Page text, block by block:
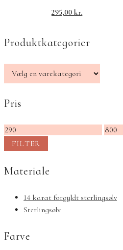
295,00kr.
Produktkategorier
Pris
Mindste
pris
Højeste
FILTER
Materiale
14 karat forgyldt sterlingsølv
Sterlingsølv
Farve